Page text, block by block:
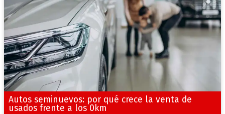
Autos seminuevos: por qué crece la venta de
usados frente a los 0km